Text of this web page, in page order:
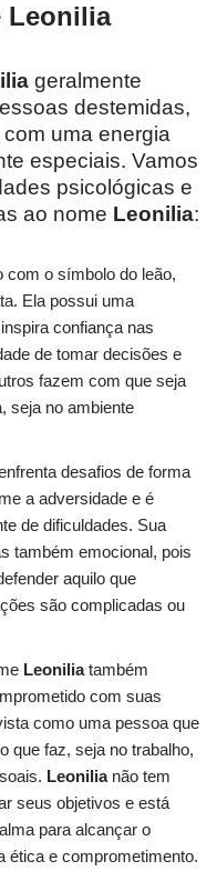
Leonilia
geralmente
destemidas,
uma energia
especiais. Vamos
psicológicas e
ao nome Leonilia:
com o símbolo do leão,
Ela possui uma
confiança nas
de tomar decisões e
fazem com que seja
seja no ambiente
desafios de forma
a adversidade e é
de dificuldades. Sua
também emocional, pois
aquilo que
são complicadas ou
Leoniliatambém
com suas
como uma pessoa que
que faz, seja no trabalho,
Leonilianão tem
seus objetivos e está
para alcançar o
ética e comprometimento.